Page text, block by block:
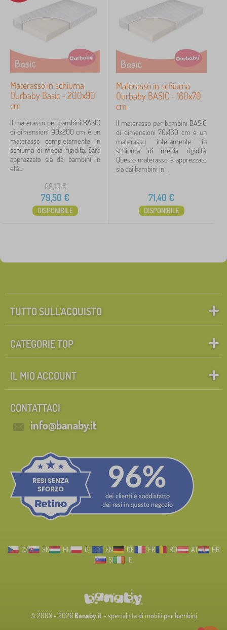
Materasso in schiuma
Ourbaby Basic - 200x90
cm
Il materasso per bambini BASIC
di dimensioni 90x200 cm è un
materasso completamente in
schiuma di media rigidità. Sarà
apprezzato sia dai bambini in
età...
89,10€
79,50 €
DISPONIBILE
Materasso in schiuma
Ourbaby BASIC - 160x70
cm
Il materasso per bambini BASIC
di dimensioni 70x160 cm è un
materasso interamente in
schiuma di media rigidità.
Questo materasso è apprezzato
sia dai bambini in...
71,40 €
DISPONIBILE
TUTTO SULL’ACQUISTO
CATEGORIE TOP
IL MIO ACCOUNT
CONTATTACI
info@banaby.it
CZ SK HU PL EN DE FR RO AT
HR
SI
IE
© 2008 - 2026 Banaby.it- specialista di mobili per bambini